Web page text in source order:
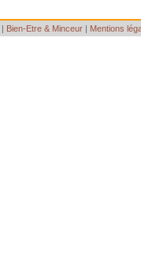
| Bien-Etre & Minceur | Mentions